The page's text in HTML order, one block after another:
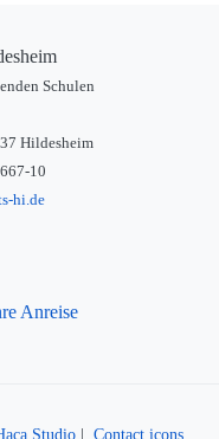
Schulen
Hildesheim
10
hi.de
Anreise
Studio
Contact icons